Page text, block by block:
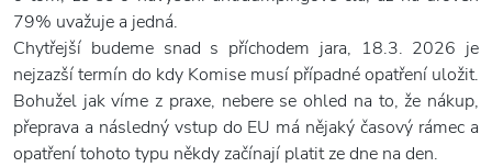
79% uvažuje a jedná.
Chytřejší budeme snad s příchodem jara, 18.3. 2026 je
nejzazší termín do kdy Komise musí případné opatření uložit.
Bohužel jak víme z praxe, nebere se ohled na to, že nákup,
přeprava a následný vstup do EU má nějaký časový rámec a
opatření tohoto typu někdy začínají platit ze dne na den.